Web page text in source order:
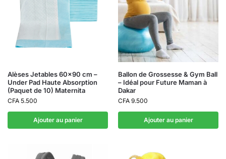
Alèses Jetables 60×90 cm –
Under Pad Haute Absorption
(Paquet de 10) Maternita
CFA 5.500
Ajouter au panier
Ballon de Grossesse & Gym Ball
– Idéal pour Future Maman à
Dakar
CFA 9.500
Ajouter au panier